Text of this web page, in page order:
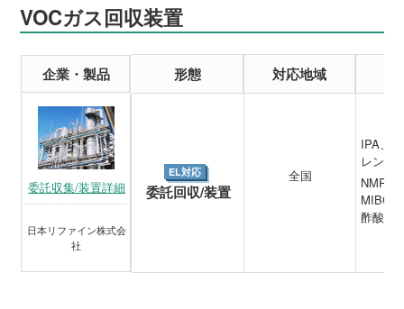
VOCガス回収装置
企業・製品 形態 対応地域
委託収集/装置詳細
日本リファイン株式会
社
EL対応
委託回収/装置
全国
IPA、
レン、
NMP、
MIBC
酢酸ブ